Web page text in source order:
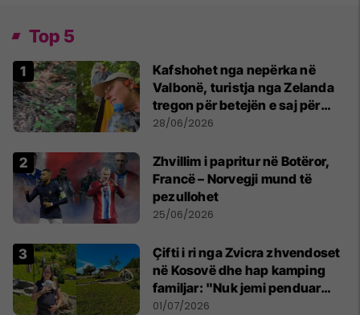
Top 5
Kafshohet nga nepërka në
Valbonë, turistja nga Zelanda
tregon për betejën e saj për
mbijetesë
28/06/2026
Zhvillim i papritur në Botëror,
Francë – Norvegji mund të
pezullohet
25/06/2026
Çifti i ri nga Zvicra zhvendoset
në Kosovë dhe hap kamping
familjar: "Nuk jemi penduar
asnjë ditë"
01/07/2026